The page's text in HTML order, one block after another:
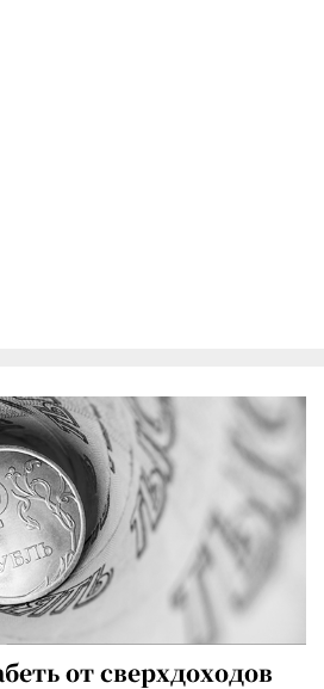
от сверхдоходов